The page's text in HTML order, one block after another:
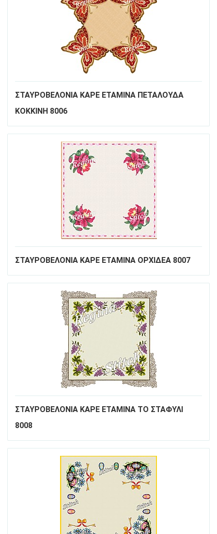
ΣΤΑΥΡΟΒΕΛΟΝΙΑ ΚΑΡΕ ΕΤΑΜΙΝΑ ΠΕΤΑΛΟΥΔΑ
ΚΟΚΚΙΝΗ 8006
ΣΤΑΥΡΟΒΕΛΟΝΙΑ ΚΑΡΕ ΕΤΑΜΙΝΑ ΟΡΧΙΔΕΑ 8007
ΣΤΑΥΡΟΒΕΛΟΝΙΑ ΚΑΡΕ ΕΤΑΜΙΝΑ ΤΟ ΣΤΑΦΥΛΙ
8008